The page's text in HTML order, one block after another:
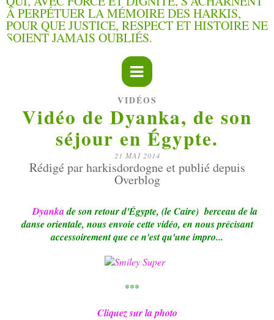
VIDÉOS
Vidéo de Dyanka, de son
séjour en Égypte.
21 MAI 2014
Rédigé par harkisdordogne et publié depuis
Overblog
Dyankade son retour d'Égypte, (le Caire) berceau de la
danse orientale, nous envoie cette vidéo, en nous précisant
accessoirement que ce n'est qu'une impro...
***
Cliquezsur la photo